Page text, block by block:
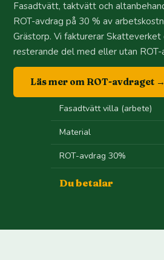
Fasadtvätt, taktvätt och
ROT-avdrag på 30 % av
Grästorp. Vi fakturerar
resterande del med eller utan ROT-
Läs mer om ROT-avdraget →
Fasadtvätt villa (arbete)
Material
ROT-avdrag 30%
Du betalar